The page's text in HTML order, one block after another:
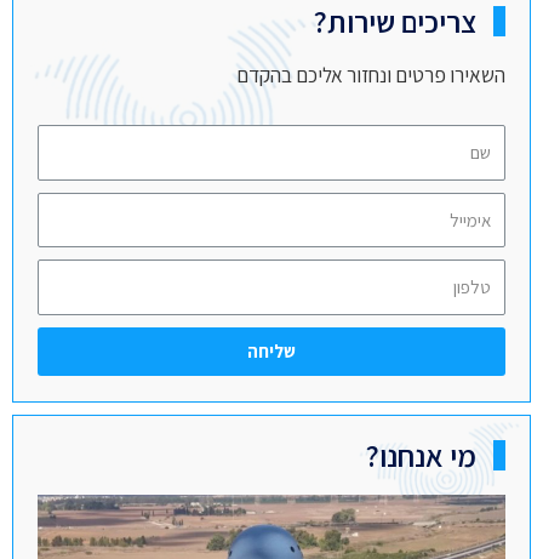
צריכים שירות?
השאירו פרטים ונחזור אליכם בהקדם
שליחה
מי אנחנו?